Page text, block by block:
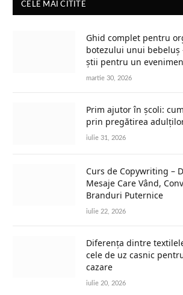
CELE MAI CITITE
Ghid complet pentru
botezului unui bebeluș
știi pentru un
martie 30, 2026
Prim ajutor în școli:
prin pregătirea
iulie 31, 2026
Curs de Copywriting –
Mesaje Care Vând,
Branduri Puternice
iulie 22, 2026
Diferența dintre
cele de uz casnic
cazare
iulie 20, 2026